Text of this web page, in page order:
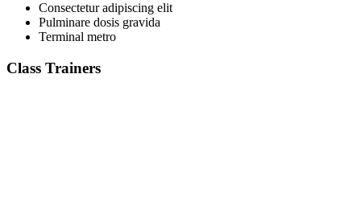
Consectetur adipiscing elit
Pulminare dosis gravida
Terminal metro
Class Trainers